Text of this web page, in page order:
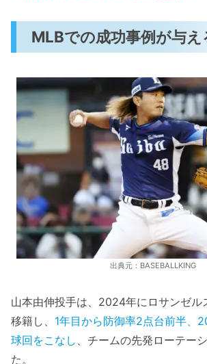
MLBでの成功事例が与え
出典元：BASEBALLKING
山本由伸投手は、2024年にロサンゼル
移籍し、 1年目から防御率2点台前半、
球回をこなし 、チームの先発ローテー
た。